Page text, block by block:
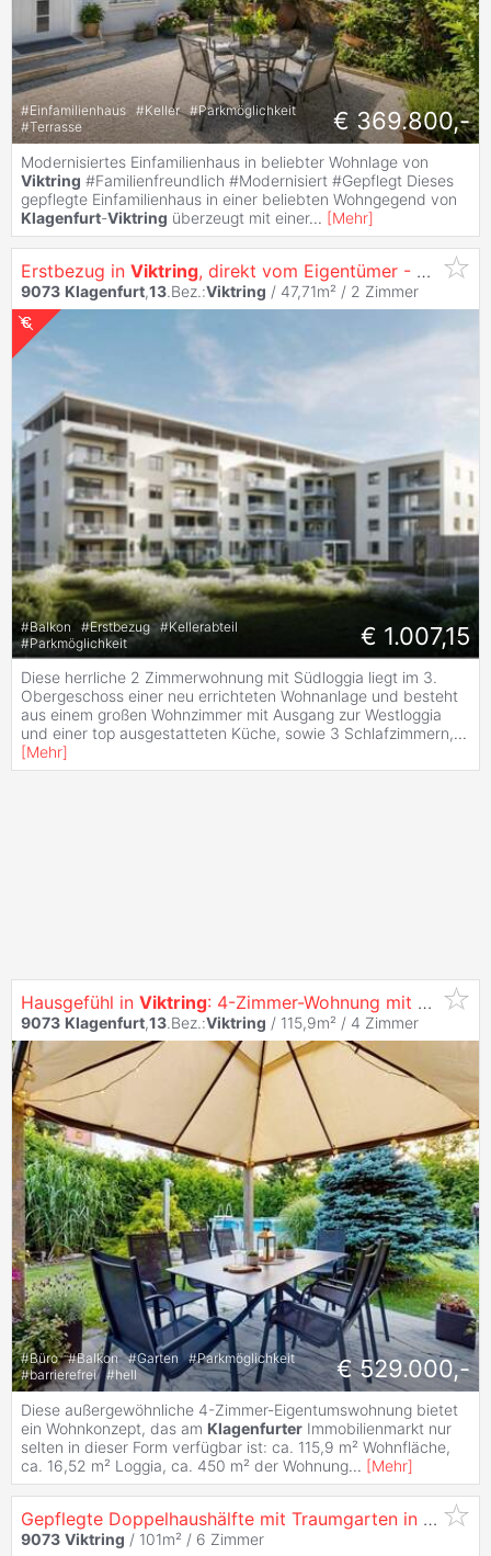
#Einfamilienhaus #Keller #Parkmöglichkeit
#Terrasse € 369.800,-
Modernisiertes Einfamilienhaus in beliebter Wohnlage von
Viktring #Familienfreundlich #Modernisiert #Gepflegt Dieses
gepflegte Einfamilienhaus in einer beliebten Wohngegend von
Klagenfurt-Viktring überzeugt mit einer... [Mehr]
Erstbezug in Viktring, direkt vom Eigentümer - Pärchenhit - sonnige 2 Zimmer Wohnung mit Küche
9073 Klagenfurt,13.Bez.:Viktring / 47,71m² / 2 Zimmer
#Balkon #Erstbezug #Kellerabteil
#Parkmöglichkeit € 1.007,15
Diese herrliche 2 Zimmerwohnung mit Südloggia liegt im 3.
Obergeschoss einer neu errichteten Wohnanlage und besteht
aus einem großen Wohnzimmer mit Ausgang zur Westloggia
und einer top ausgestatteten Küche, sowie 3 Schlafzimmern,...
[Mehr]
Hausgefühl in Viktring: 4-Zimmer-Wohnung mit ca. 450 m² Eigengarten, eigenem Pool & Tiefgarage inklusive
9073 Klagenfurt,13.Bez.:Viktring / 115,9m² / 4 Zimmer
#Büro #Balkon #Garten #Parkmöglichkeit
#barrierefrei #hell € 529.000,-
Diese außergewöhnliche 4-Zimmer-Eigentumswohnung bietet
ein Wohnkonzept, das am Klagenfurter Immobilienmarkt nur
selten in dieser Form verfügbar ist: ca. 115,9 m² Wohnfläche,
ca. 16,52 m² Loggia, ca. 450 m² der Wohnung... [Mehr]
Gepflegte Doppelhaushälfte mit Traumgarten in ruhiger Lage von
9073 Viktring / 101m² / 6 Zimmer